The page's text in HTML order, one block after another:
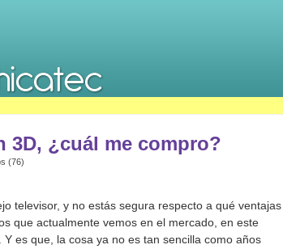
3D, ¿cuál me compro?
(76)
televisor, y no estás segura respecto a qué ventajas
que actualmente vemos en el mercado, en este
es que, la cosa ya no es tan sencilla como años